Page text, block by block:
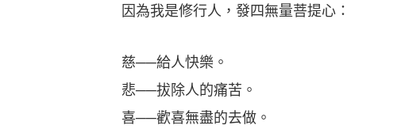
因為我是修行人，發四無量菩提心：
慈──給人快樂。
悲──拔除人的痛苦。
喜──歡喜無盡的去做。